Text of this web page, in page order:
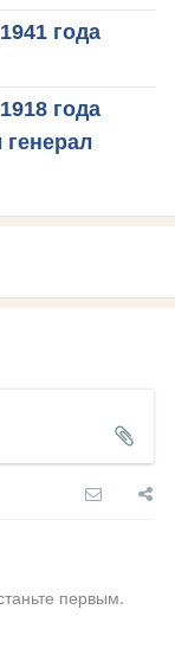
года
года
первым.